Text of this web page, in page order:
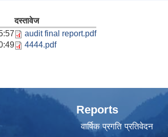
दस्तावेज
audit final report.pdf
4444.pdf
Reports
वार्षिक प्रगति प्रतिवेदन